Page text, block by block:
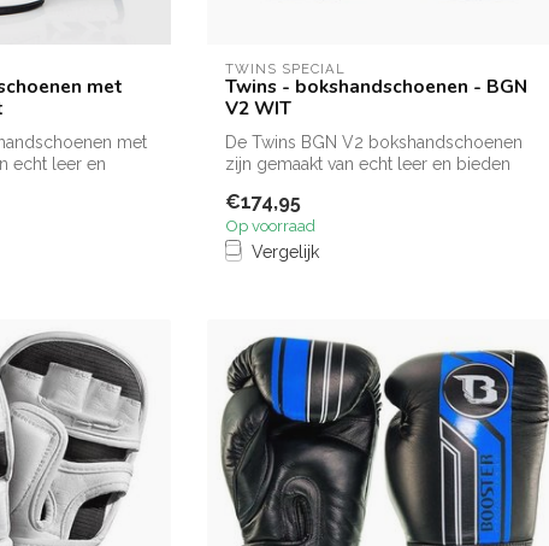
met
met
echt leer en
TWINS SPECIAL
Twins - bokshandschoenen - BGN
V2 WIT
De Twins BGN V2 bokshandschoenen
zijn gemaakt van echt leer en bieden
€174,95
Op voorraad
Vergelijk